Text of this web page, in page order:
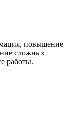
повышение
сложных
работы.